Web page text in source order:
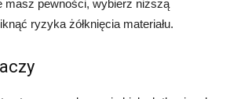
masz pewności, wybierz niższą
ryzyka żółknięcia materiału.